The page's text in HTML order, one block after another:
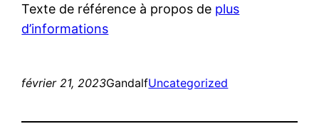
Texte de référence à propos de plus
d’informations
février 21, 2023GandalfUncategorized